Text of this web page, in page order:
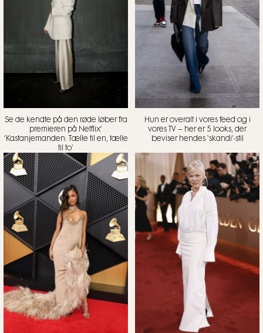
Se de kendte på den røde løber fra
premieren på Netflix’
’Kastanjemanden: Tælle til en, tælle
til to’
Hun er overalt i vores feed og i
vores TV – her er 5 looks, der
beviser hendes ‘skandi’-stil